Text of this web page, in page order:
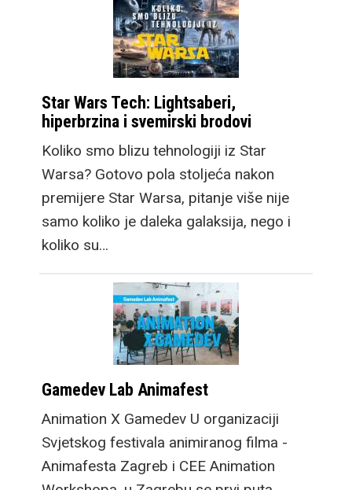
Star Wars Tech: Lightsaberi,
hiperbrzina i svemirski brodovi
Koliko smo blizu tehnologiji iz Star
Warsa? Gotovo pola stoljeća nakon
premijere Star Warsa, pitanje više nije
samo koliko je daleka galaksija, nego i
koliko su…
Gamedev Lab Animafest
Animation X Gamedev U organizaciji
Svjetskog festivala animiranog filma -
Animafesta Zagreb i CEE Animation